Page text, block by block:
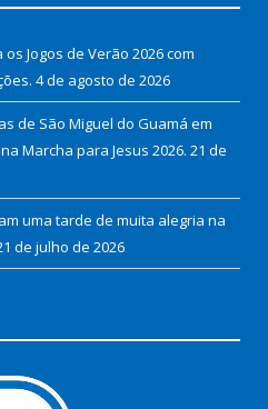
Jogos de Verão 2026 com
4 de agosto de 2026
de São Miguel do Guamá em
Marcha para Jesus 2026. 21 de
uma tarde de muita alegria na
de julho de 2026